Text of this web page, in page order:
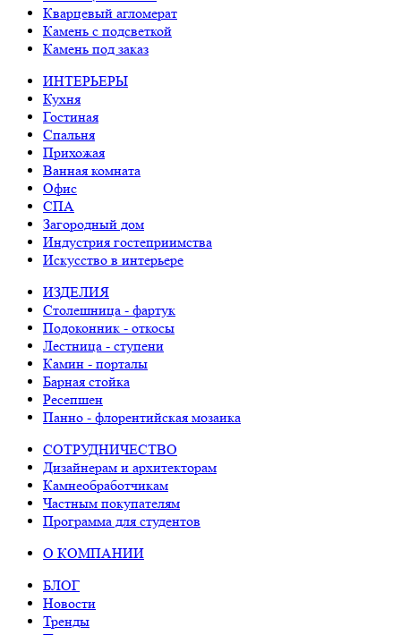
Кварцевый агломерат
Камень с подсветкой
Камень под заказ
ИНТЕРЬЕРЫ
Кухня
Гостиная
Спальня
Прихожая
Ванная комната
Офис
СПА
Загородный дом
Индустрия гостеприимства
Искусство в интерьере
ИЗДЕЛИЯ
Столешница - фартук
Подоконник - откосы
Лестница - ступени
Камин - порталы
Барная стойка
Ресепшен
Панно - флорентийская мозаика
СОТРУДНИЧЕСТВО
Дизайнерам и архитекторам
Камнеобработчикам
Частным покупателям
Программа для студентов
О КОМПАНИИ
БЛОГ
Новости
Тренды